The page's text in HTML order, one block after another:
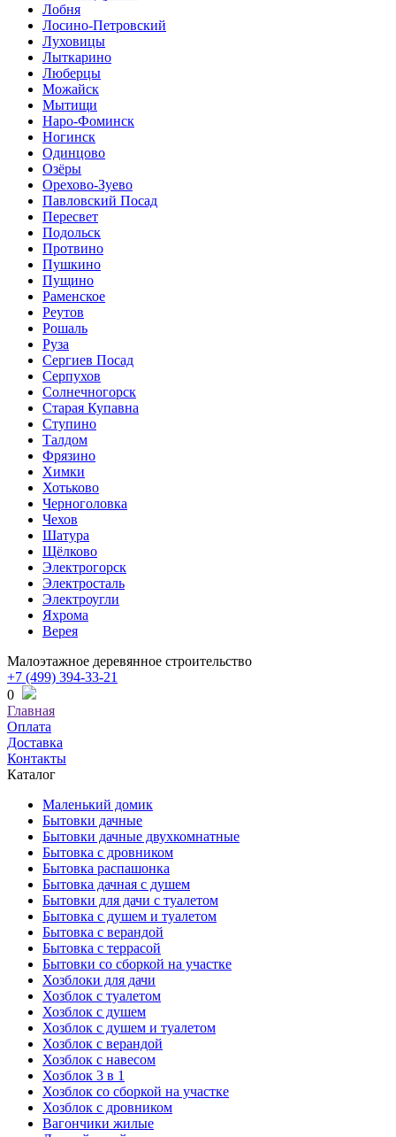
Лобня
Лосино-Петровский
Луховицы
Лыткарино
Люберцы
Можайск
Мытищи
Наро-Фоминск
Ногинск
Одинцово
Озёры
Орехово-Зуево
Павловский Посад
Пересвет
Подольск
Протвино
Пушкино
Пущино
Раменское
Реутов
Рошаль
Руза
Сергиев Посад
Серпухов
Солнечногорск
Старая Купавна
Ступино
Талдом
Фрязино
Химки
Хотьково
Черноголовка
Чехов
Шатура
Щёлково
Электрогорск
Электросталь
Электроугли
Яхрома
Верея
Малоэтажное деревянное строительство
+7 (499) 394-33-21
0
Главная
Оплата
Доставка
Контакты
Каталог
Маленький домик
Бытовки дачные
Бытовки дачные двухкомнатные
Бытовка с дровником
Бытовка распашонка
Бытовка дачная с душем
Бытовки для дачи с туалетом
Бытовка с душем и туалетом
Бытовка с верандой
Бытовка с террасой
Бытовки со сборкой на участке
Хозблоки для дачи
Хозблок с туалетом
Хозблок с душем
Хозблок с душем и туалетом
Хозблок с верандой
Хозблок с навесом
Хозблок 3 в 1
Хозблок со сборкой на участке
Хозблок с дровником
Вагончики жилые